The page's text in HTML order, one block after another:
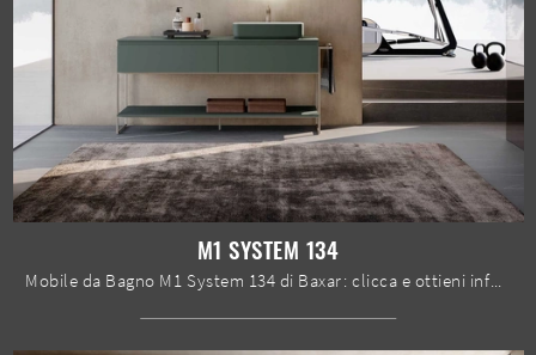
M1 SYSTEM 134
Mobile da Bagno M1 System 134 di Baxar: clicca e ottieni informazioni su mobili bagno a terra in laccato opaco e elementi accessori della firma.